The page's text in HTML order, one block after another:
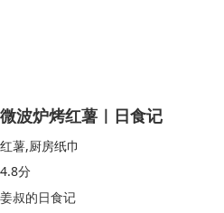
微波炉烤红薯｜日食记
红薯,厨房纸巾
4.8分
姜叔的日食记